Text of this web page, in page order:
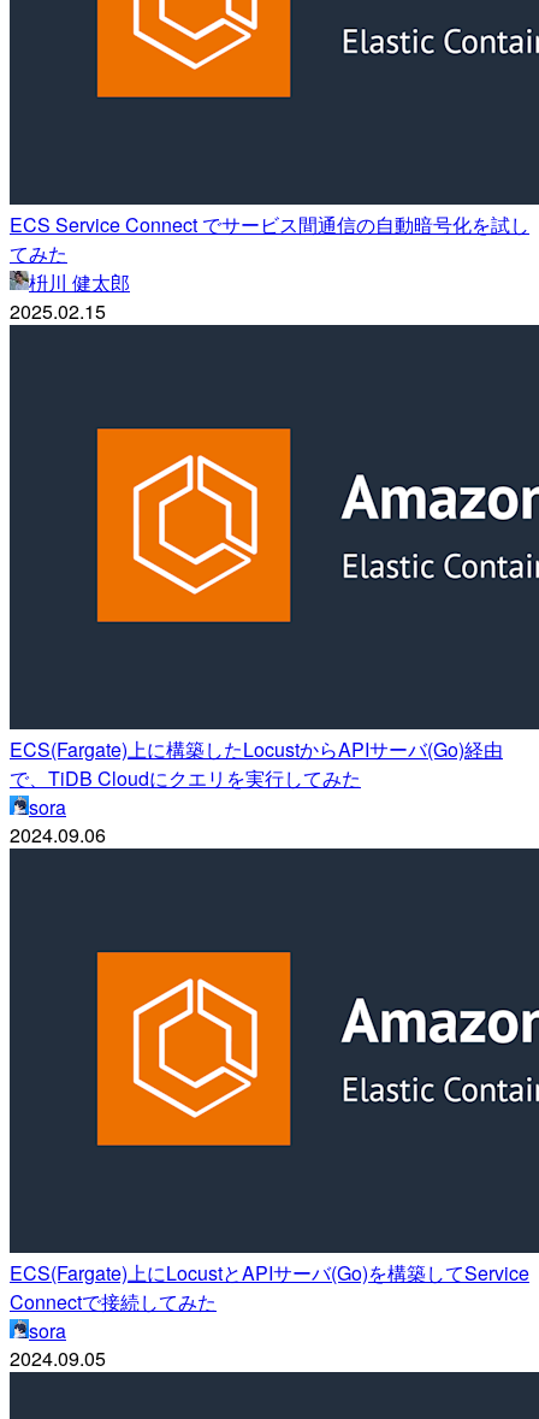
ECS Service Connect でサービス間通信の自動暗号化を試し
てみた
枡川 健太郎
2025.02.15
ECS(Fargate)上に構築したLocustからAPIサーバ(Go)経由
で、TiDB Cloudにクエリを実行してみた
sora
2024.09.06
ECS(Fargate)上にLocustとAPIサーバ(Go)を構築してService
Connectで接続してみた
sora
2024.09.05